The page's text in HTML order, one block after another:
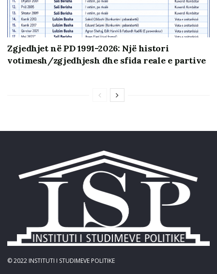
Zgjedhjet në PD 1991-2026: Një histori
votimesh/zgjedhjesh dhe sfida reale e partive
© 2022 INSTITUTI I STUDIMEVE POLITIKE